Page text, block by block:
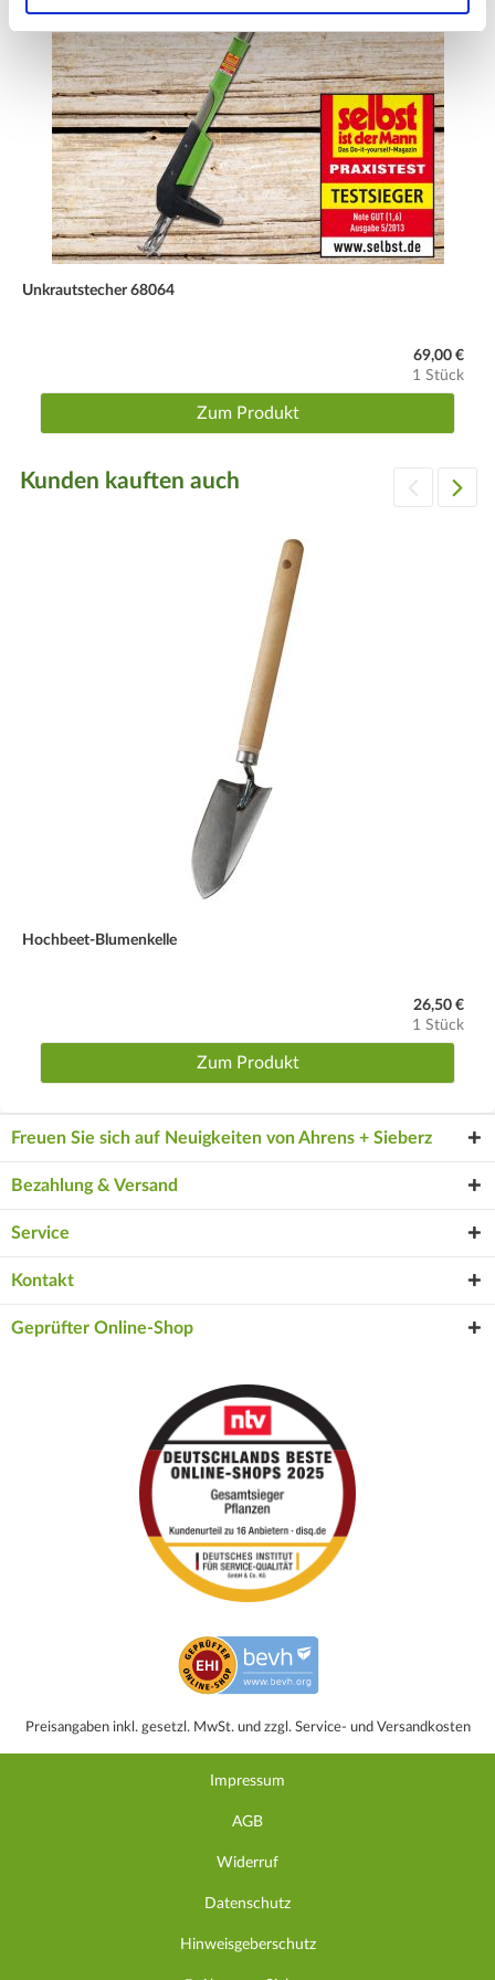
Unkrautstecher 68064
69,00 €
1 Stück
Zum Produkt
Kunden kauften auch
Hochbeet-Blumenkelle
26,50 €
1 Stück
Zum Produkt
Freuen Sie sich auf Neuigkeiten von Ahrens + Sieberz
Bezahlung & Versand
Service
Kontakt
Geprüfter Online-Shop
Preisangaben inkl. gesetzl. MwSt. und zzgl. Service- und Versandkosten
Impressum
AGB
Widerruf
Datenschutz
Hinweisgeberschutz